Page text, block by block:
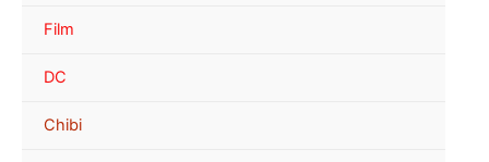
Film
DC
Chibi